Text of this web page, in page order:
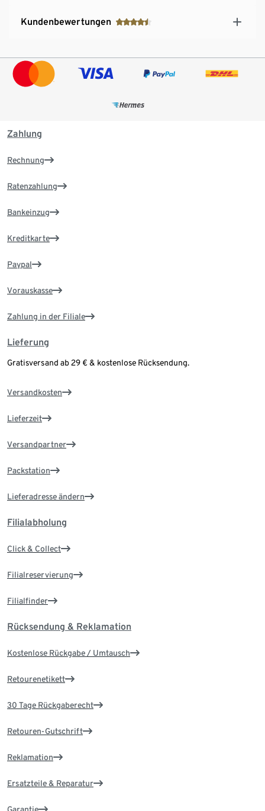
Kundenbewertungen
Zahlung
Rechnung
Ratenzahlung
Bankeinzug
Kreditkarte
Paypal
Vorauskasse
Zahlung in der Filiale
Lieferung
Gratisversand ab 29 € & kostenlose Rücksendung.
Versandkosten
Lieferzeit
Versandpartner
Packstation
Lieferadresse ändern
Filialabholung
Click & Collect
Filialreservierung
Filialfinder
Rücksendung & Reklamation
Kostenlose Rückgabe / Umtausch
Retourenetikett
30 Tage Rückgaberecht
Retouren-Gutschrift
Reklamation
Ersatzteile & Reparatur